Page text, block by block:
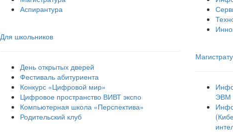
Аспирантура
Для школьников
День открытых дверей
Фестиваль абитуриента
Конкурс «Цифровой мир»
Цифровое пространство ВИВТ экспо
Компьютерная школа «Перспектива»
Родительский клуб
ЭВМ